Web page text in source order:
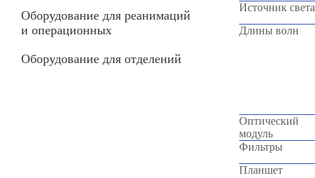
Оборудование для реанимаций
и операционных
Оборудование для отделений
Источник света
Длины волн
Оптический
модуль
Фильтры
Планшет